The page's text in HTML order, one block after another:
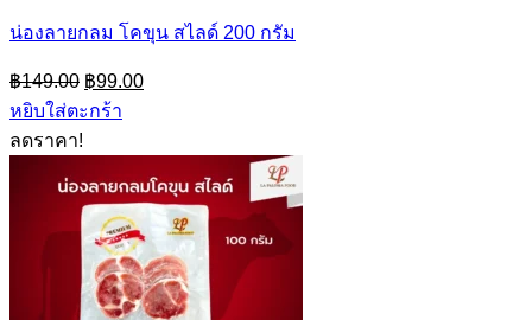
น่องลายกลม โคขุน สไลด์ 200 กรัม
฿149.00 Original
price
was:
฿99.00Current
price
หยิบใส่ตะกร้า
ลดราคา!